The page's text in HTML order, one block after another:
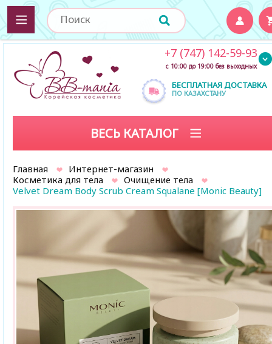
БЕСПЛАТНАЯ ДОСТАВКА
ПО КАЗАХСТАНУ
+7 (747) 142-59-93
с 10:00 до 19:00 без выходных
ВЕСЬ КАТАЛОГ
Главная
Интернет-магазин
Косметика для тела
Очищение тела
Velvet Dream Body Scrub Cream Squalane [Monic Beauty]